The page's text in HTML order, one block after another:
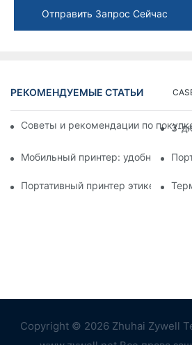
Отправить Запрос Сейчас
РЕКОМЕНДУЕМЫЕ СТАТЬИ
Советы и рекомендации по 3-
Мобильный принтер: удобный
Портативный принтер этикеток:
Copyright © 2026 Zhuhai Zywell